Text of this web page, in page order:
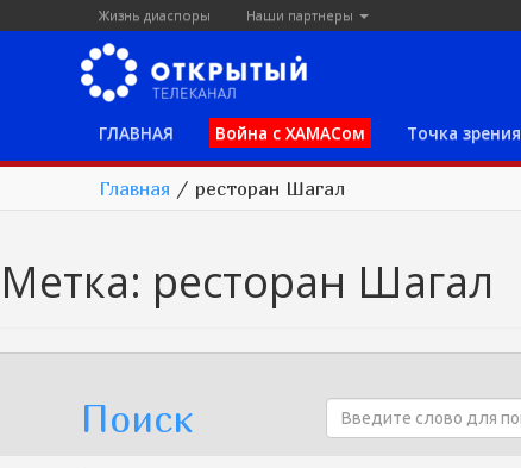
Жизнь диаспоры Наши партнеры
ГЛАВНАЯ Война с ХАМАСом Точка зрения
Главная / ресторан Шагал
Метка: ресторан Шагал
Поиск